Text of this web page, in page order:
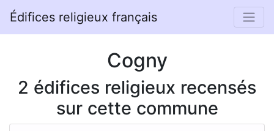
Édifices religieux français
Cogny
2 édifices religieux recensés
sur cette commune